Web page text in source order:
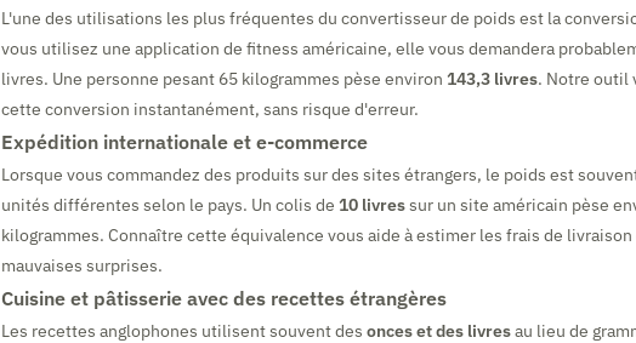
L'une des utilisations les plus fréquentes du convertisseur de poids est la
vous utilisez une application de fitness américaine, elle vous demandera
livres. Une personne pesant 65 kilogrammes pèse environ 143,3 livres. Notre outil
cette conversion instantanément, sans risque d'erreur.
Expédition internationale et e-commerce
Lorsque vous commandez des produits sur des sites étrangers, le poids est
unités différentes selon le pays. Un colis de 10 livressur un site américain pèse
kilogrammes. Connaître cette équivalence vous aide à estimer les frais de
mauvaises surprises.
Cuisine et pâtisserie avec des recettes étrangères
Les recettes anglophones utilisent souvent des onces et des livresau lieu de